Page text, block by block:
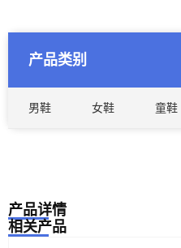
产品类别
男鞋 女鞋 童鞋
产品详情
相关产品